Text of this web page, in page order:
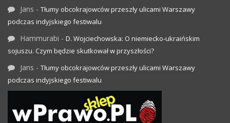
Jans - Tłumy obcokrajowców przeszły ulicami Warszawy
podczas indyjskiego festiwalu
Hammurabi - D. Wojciechowska: O niemiecko-ukraińskim
sojuszu. Czym będzie skutkował w przyszłości?
Jans - Tłumy obcokrajowców przeszły ulicami Warszawy
podczas indyjskiego festiwalu